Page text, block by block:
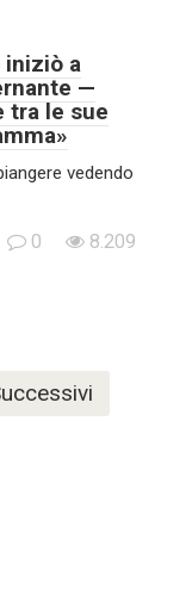
iniziò a
—
tra le sue
vedendo
0 8.209